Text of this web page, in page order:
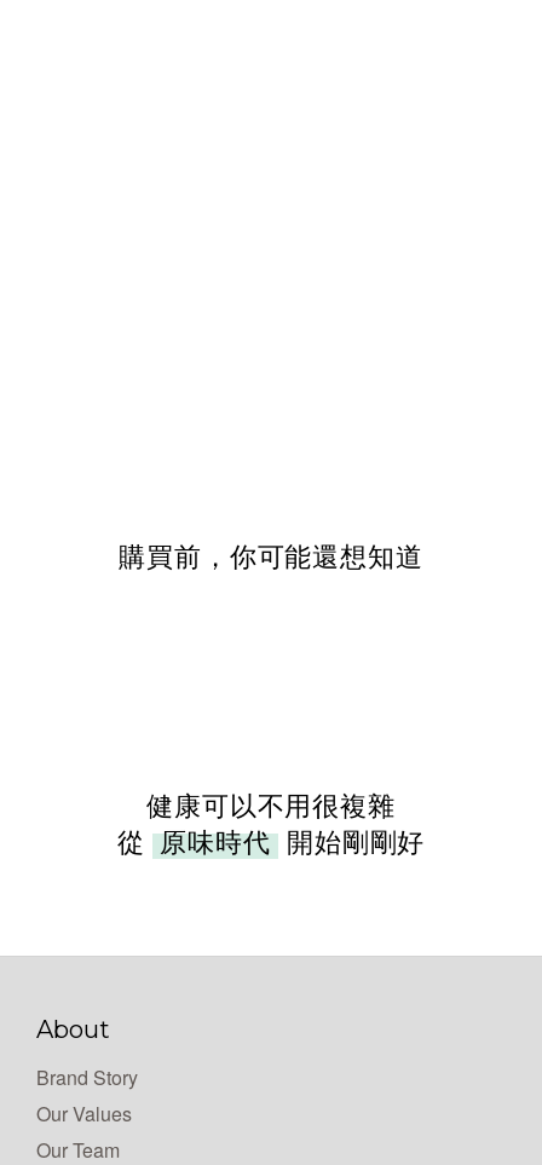
購買前，你可能還想知道
健康可以不用很複雜
從原味時代 開始剛剛好
About
Brand Story
Our Values
Our Team